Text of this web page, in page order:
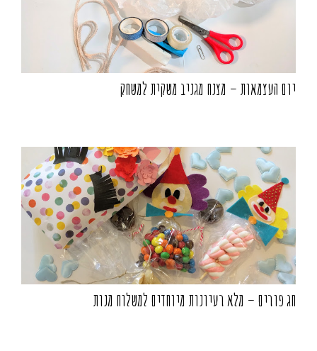
יום העצמאות – מצנח מגניב משקית למשחק
חג פורים – מלא רעיונות מיוחדים למשלוח מנות